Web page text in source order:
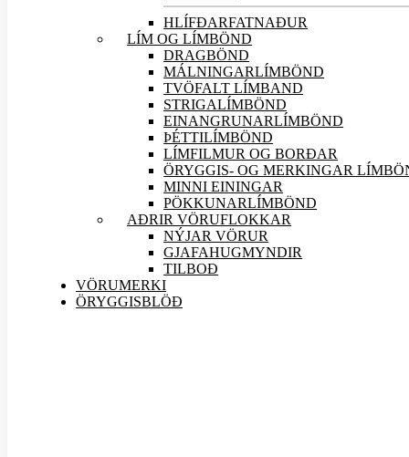
HLÍFÐARFATNAÐUR
LÍM OG LÍMBÖND
DRAGBÖND
MÁLNINGARLÍMBÖND
TVÖFALT LÍMBAND
STRIGALÍMBÖND
EINANGRUNARLÍMBÖND
ÞÉTTILÍMBÖND
LÍMFILMUR OG BORÐAR
ÖRYGGIS- OG MERKINGAR
MINNI EININGAR
PÖKKUNARLÍMBÖND
AÐRIR VÖRUFLOKKAR
NÝJARVÖRUR
GJAFAHUGMYNDIR
TILBOÐ
VÖRUMERKI
ÖRYGGISBLÖÐ